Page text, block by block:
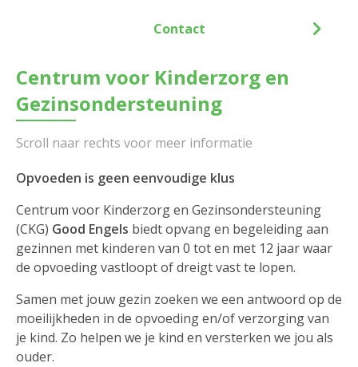
Centrum voor Kinderzorg en
Gezinsondersteuning
Opvoeden is geen eenvoudige klus
Centrum voor Kinderzorg en Gezinsondersteuning
(CKG) Good Engels biedt opvang en begeleiding aan
gezinnen met kinderen van 0 tot en met 12 jaar waar
de opvoeding vastloopt of dreigt vast te lopen.
Samen met jouw gezin zoeken we een antwoord op de
moeilijkheden in de opvoeding en/of verzorging van
je kind. Zo helpen we je kind en versterken we jou als
ouder.
Contact